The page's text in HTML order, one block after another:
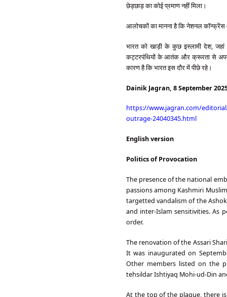
छेड़छाड़ का कोई प्रमाण नहीं मिला।
आलोचकों का मानना ​​है कि नेशनल कॉन्फ्रेंस और
भारत को खाड़ी के कुछ इस्लामी देश,
कट्टरपंथियों के आतंक और क्रूरता से अपने
कारण है कि भारत इस दौर में पीछे रहे।
Dainik Jagran, 8 September
https://www.jagran.com/
outrage-24040345.html
English version
Politics of Provocation
The presence of the national
passions among Kashmiri
targetted vandalism of the
and inter-Islam sensitivities. As
order.
The renovation of the Assari
It was inaugurated on
Other members listed on the
tehsildar Ishtiyaq Mohi-ud-Din
At the top of the plaque, there